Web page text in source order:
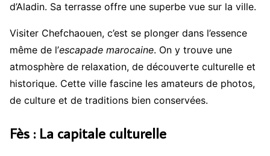
d’Aladin. Sa terrasse offre une superbe vue sur la ville.
Visiter Chefchaouen, c’est se plonger dans l’essence
même de l’escapade marocaine. On y trouve une
atmosphère de relaxation, de découverte culturelle et
historique. Cette ville fascine les amateurs de photos,
de culture et de traditions bien conservées.
Fès : La capitale culturelle